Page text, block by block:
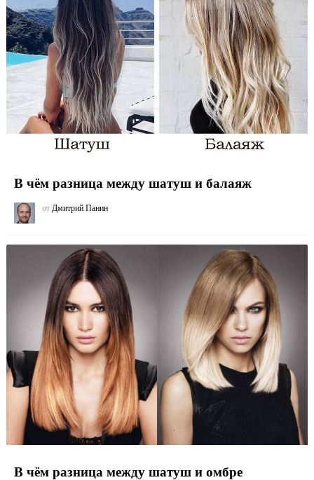
В чём разница между шатуш и балаяж
от Дмитрий Панин
В чём разница между шатуш и омбре